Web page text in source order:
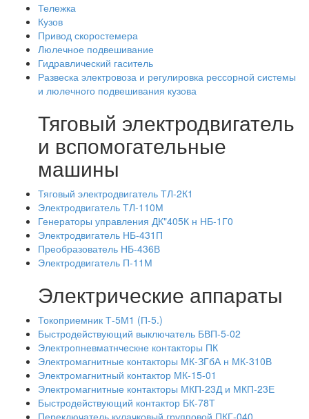
Тележка
Кузов
Привод скоростемера
Люлечное подвешивание
Гидравлический гаситель
Развеска электровоза и регулировка рессорной системы
и люлечного подвешивания кузова
Тяговый электродвигатель
и вспомогательные
машины
Тяговый электродвигатель ТЛ-2К1
Электродвигатель ТЛ-110М
Генераторы управления ДК"405К н НБ-1Г0
Электродвигатель НБ-431П
Преобразователь НБ-436В
Электродвигатель П-11М
Электрические аппараты
Токоприемник Т-5М1 (П-5.)
Быстродействующий выключатель БВП-5-02
Электропневматнческне контакторы ПК
Электромагнитные контакторы МК-ЗГбА н МК-310В
Электромагнитный контактор МК-15-01
Электромагнитные контакторы МКП-23Д и МКП-23Е
Быстродействующий контактор БК-78Т
Переключатель кулачковый групповой ПКГ-040